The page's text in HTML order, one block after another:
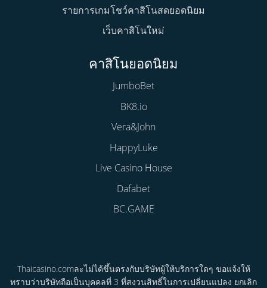
รายการเกมโชว์คาสิโนสดยอดนิยม
เว็บคาสิโนใหม่
คาสิโนยอดนิยม
JumboBet
BK8.io
Vera&John
HappyLuke
Live Casino House
Dafabet
BC.GAME
Thaicasino.comละไม่ได้ขึ้นตรงกับบริษัทผู้ให้บริการใดๆ ขอแจ้งให้
ทราบว่าบริษัทถือเป็นบุคคลที่ 3 ที่สงวนสิทธิ์ในการเปลี่ยนแปลง ยกเลิก